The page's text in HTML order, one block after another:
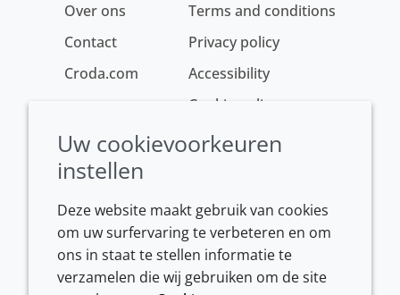
Over ons
Contact
Croda.com
Terms and conditions
Privacy policy
Accessibility
Cookie policy
Conditions of sale
Uw cookievoorkeuren
instellen
Deze website maakt gebruik van cookies
om uw surfervaring te verbeteren en om
ons in staat te stellen informatie te
verzamelen die wij gebruiken om de site